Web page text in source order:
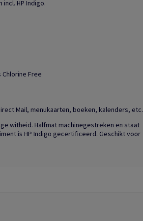
HP Indigo.
Chlorine Free
Mail, menukaarten, boeken, kalenders, etc.
witheid. Halfmat machinegestreken en staat
is HP Indigo gecertificeerd. Geschikt voor